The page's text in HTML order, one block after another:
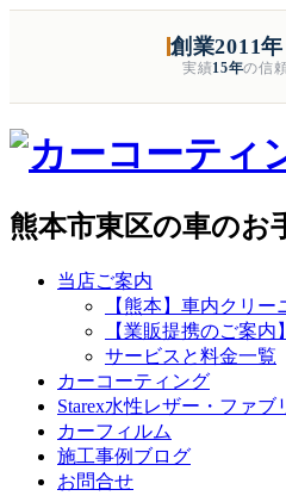
創業2011年
実績15年の信
熊本市東区の車のお
当店ご案内
【熊本】車内クリ
【業販提携のご案
サービスと料金一覧
カーコーティング
Starex水性レザー・ファブ
カーフィルム
施工事例ブログ
お問合せ